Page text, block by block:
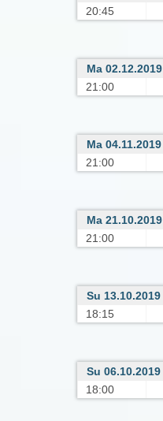
20:45
Ma 02.12.2019
21:00
Ma 04.11.2019
21:00
Ma 21.10.2019
21:00
Su 13.10.2019
18:15
Su 06.10.2019
18:00